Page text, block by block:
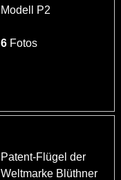
Modell P2
6Fotos
Patent-Flügel der
Weltmarke Blüthner